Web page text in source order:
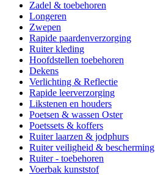
Zadel & toebehoren
Longeren
Zwepen
Rapide paardenverzorging
Ruiter kleding
Hoofdstellen toebehoren
Dekens
Verlichting & Reflectie
Rapide leerverzorging
Likstenen en houders
Poetsen & wassen Oster
Poetssets & koffers
Ruiter laarzen & jodphurs
Ruiter veiligheid & bescherming
Ruiter - toebehoren
Voerbak kunststof